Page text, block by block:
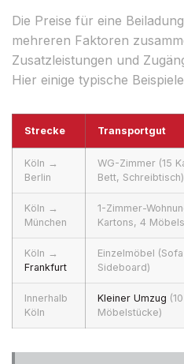
Die Preise für eine
mehreren Faktoren
Zusatzleistungen und
Hier einige typische
Strecke Transportgut
Köln →
Berlin
WG-Zimmer (15
Bett, Schreibtisch)
Köln →
München
1-Zimmer-
Kartons, 4
Köln →
Frankfurt
Einzelmöbel
Sideboard)
Innerhalb
Köln
Kleiner Umzug
Möbelstücke)